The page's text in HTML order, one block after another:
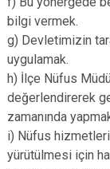
bilgi vermek.
g) Devletimizin
uygulamak.
h) İlçe Nüfus
değerlendirerek
zamanında
i) Nüfus
yürütülmesi için